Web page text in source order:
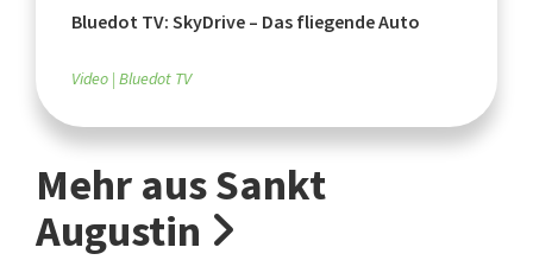
Bluedot TV: SkyDrive – Das fliegende Auto
Video Bluedot TV
Mehr aus Sankt
Augustin